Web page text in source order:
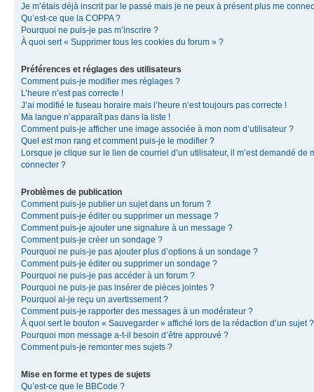
Je m’étais déjà inscrit par le passé mais je ne peux à présent plus me
Qu’est-ce que la COPPA ?
Pourquoi ne puis-je pas m’inscrire ?
À quoi sert « Supprimer tous les cookies du forum » ?
Préférences et réglages des utilisateurs
Comment puis-je modifier mes réglages ?
L’heure n’est pas correcte !
J’ai modifié le fuseau horaire mais l’heure n’est toujours pas correcte !
Ma langue n’apparaît pas dans la liste !
Comment puis-je afficher une image associée à mon nom d’utilisateur ?
Quel est mon rang et comment puis-je le modifier ?
Lorsque je clique sur le lien de courriel d’un utilisateur, il m’est demandé de
connecter ?
Problèmes de publication
Comment puis-je publier un sujet dans un forum ?
Comment puis-je éditer ou supprimer un message ?
Comment puis-je ajouter une signature à un message ?
Comment puis-je créer un sondage ?
Pourquoi ne puis-je pas ajouter plus d’options à un sondage ?
Comment puis-je éditer ou supprimer un sondage ?
Pourquoi ne puis-je pas accéder à un forum ?
Pourquoi ne puis-je pas insérer de pièces jointes ?
Pourquoi ai-je reçu un avertissement ?
Comment puis-je rapporter des messages à un modérateur ?
À quoi sert le bouton « Sauvegarder » affiché lors de la rédaction d’un sujet ?
Pourquoi mon message a-t-il besoin d’être approuvé ?
Comment puis-je remonter mes sujets ?
Mise en forme et types de sujets
Qu’est-ce que le BBCode ?